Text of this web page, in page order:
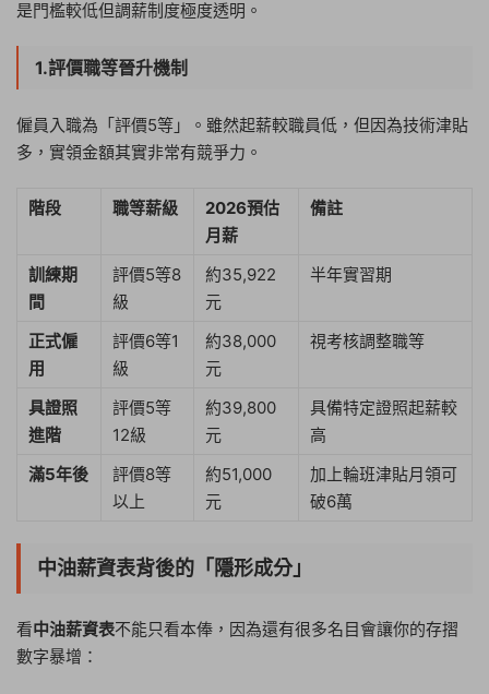
是門檻較低但調薪制度極度透明。
1.評價職等晉升機制
僱員入職為「評價5等」。雖然起薪較職員低，但因為技術津貼
多，實領金額其實非常有競爭力。
階段 職等薪級
2026預估
月薪
備註
訓練期
間
評價5等8
級
約35,922
元
半年實習期
正式僱
用
評價6等1
級
約38,000
元
視考核調整職等
具證照
進階
評價5等
12級
約39,800
元
具備特定證照起薪較
高
滿5年後
評價8等
以上
約51,000
元
加上輪班津貼月領可
破6萬
中油薪資表背後的「隱形成分」
看中油薪資表不能只看本俸，因為還有很多名目會讓你的存摺
數字暴增：